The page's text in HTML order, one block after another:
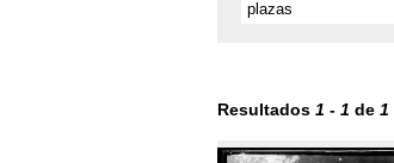
Resultados 1 - 1 de 1